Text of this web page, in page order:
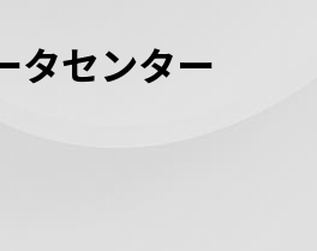
タセンター